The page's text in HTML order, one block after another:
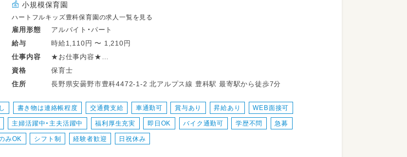
小規模保育園
ハートフルキッズ豊科保育園の求人一覧を見る
雇用形態
アルバイト・パート
給与
時給1,110円 〜 1,210円
仕事内容
★お仕事内容★
・小規模保育園にて乳幼児の保育業務をお願いします！
ご担当はご希望やご経験を踏まえて決定致しますので、ご安心ください。
資格
保育士
住所
長野県安曇野市豊科4472-1-2 北アルプス線 豊科駅 最寄駅から徒歩7分
書き物は連絡帳程度 交通費支給 車通勤可 賞与あり 昇給あり WEB面接可
主婦活躍中・主夫活躍中 福利厚生充実 即日OK バイク通勤可 学歴不問 急募
みOK シフト制 経験者歓迎 日祝休み